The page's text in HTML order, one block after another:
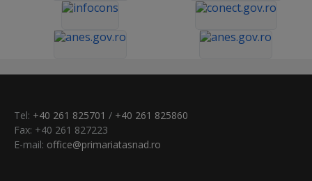
Tel: +40 261 825701 / +40 261 825860
Fax: +40 261 827223
E-mail: office@primariatasnad.ro